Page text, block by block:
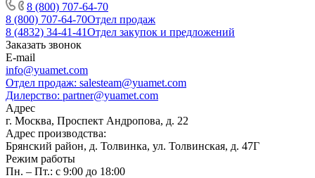
8 (800) 707-64-70
8 (800) 707-64-70Отдел продаж
8 (4832) 34-41-41Отдел закупок и предложений
Заказать звонок
E-mail
info@yuamet.com
Отдел продаж: salesteam@yuamet.com
Дилерство: partner@yuamet.com
Адрес
г. Москва, Проспект Андропова, д. 22
Адрес производства:
Брянский район, д. Толвинка, ул. Толвинская, д. 47Г
Режим работы
Пн. – Пт.: с 9:00 до 18:00